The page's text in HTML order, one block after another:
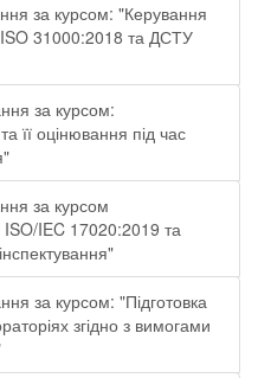
за курсом: "Керування
31000:2018 та ДСТУ
за курсом:
її оцінювання під час
за курсом
IEC 17020:2019 та
за курсом: "Підготовка
згідно з вимогами